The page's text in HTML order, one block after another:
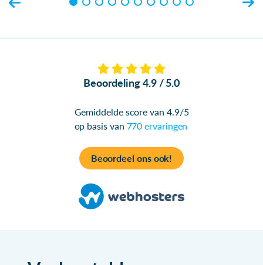
Beoordeling 4.9 / 5.0
Gemiddelde score van 4.9/5
op basis van 770 ervaringen
Beoordeel ons ook!